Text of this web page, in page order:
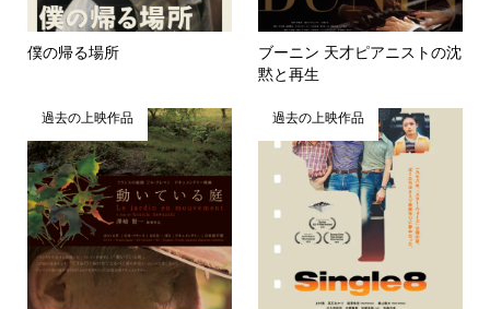
僕の帰る場所
ブーニン 天才ピアニストの沈
黙と再生
過去の上映作品 過去の上映作品